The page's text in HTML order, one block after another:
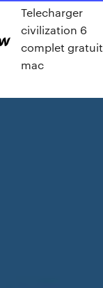
Telecharger
civilization 6
complet gratuit
mac